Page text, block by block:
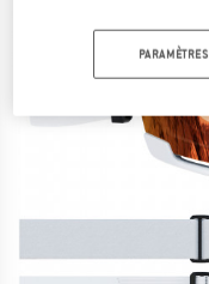
PARAMÈTRES